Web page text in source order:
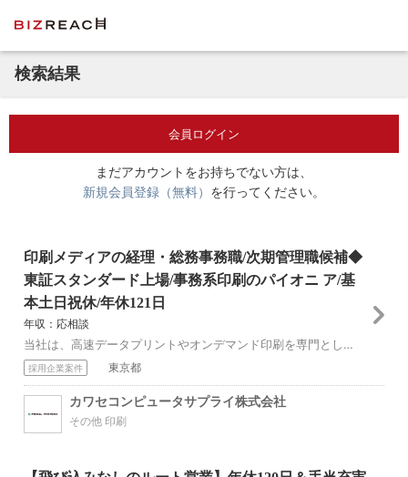
検索結果
会員ログイン
まだアカウントをお持ちでない方は、
新規会員登録（無料） を行ってください。
印刷メディアの経理・総務事務職/次期管理職候補◆
東証スタンダード上場/事務系印刷のパイオニ ア/基
本土日祝休/年休121日
年収：応相談
当社は、高速データプリントやオンデマンド印刷を専門とし、電子請求書配信や電子通知物配信サービスも提供しています。データプリント事業に注力し、お客様の多様なニー...
採用企業案件 東京都
カワセコンピュータサプライ株式会社
その他 印刷